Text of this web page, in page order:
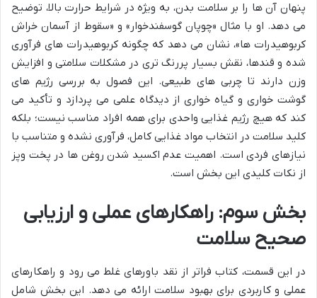
پنهان آن ها را بر سلامت بدن، به ویژه در شرایط حرارت بالا، توضیح
می دهد. او با مثال «چوپان گوسفندخوار» و «سقوط از آسمان خراش
کربوهیدرات ها»، نشان می دهد که چگونه کربوهیدرات های فرآوری
شده و قندها، نقش بسیار پررنگ تری در مشکلات سلامتی و افزایش
وزن دارند تا چربی های طبیعی. این فصول به بررسی رژیم های
گوشت خواری و گیاه خواری از دیدگاه علمی می پردازد و تأکید می
کند که هیچ رژیم غذایی واحدی برای همه افراد مناسب نیست؛ بلکه
کلید سلامت در انتخاب مواد غذایی کامل، فرآوری نشده و متناسب با
نیازهای فردی است. اهمیت عدم اکسید شدن روغن ها در پخت وپز
از نکات کلیدی این بخش است.
بخش سوم: راهکارهای عملی و ارزیابی
صحیح سلامت
در این قسمت، کتاب فراتر از نقد باورهای غلط می رود و راهکارهای
عملی و کاربردی برای بهبود سلامت ارائه می دهد. این بخش شامل